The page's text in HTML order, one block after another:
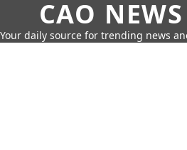
CAO
Your daily source for trending news